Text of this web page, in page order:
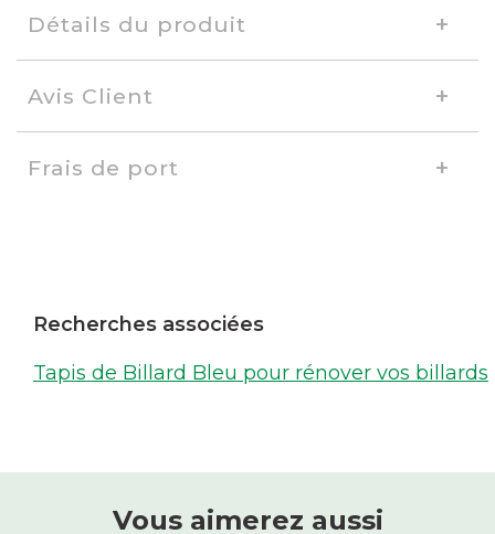
Détails du produit
Avis Client
Frais de port
Recherches associées
Tapis de Billard Bleu pour rénover vos billards
Vous aimerez aussi